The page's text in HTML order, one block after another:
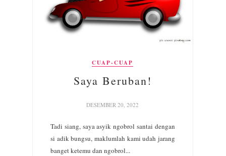
CUAP-CUAP
Saya Beruban!
DESEMBER 20, 2022
Tadi siang, saya asyik ngobrol santai dengan
si adik bungsu, maklumlah kami udah jarang
banget ketemu dan ngobrol...